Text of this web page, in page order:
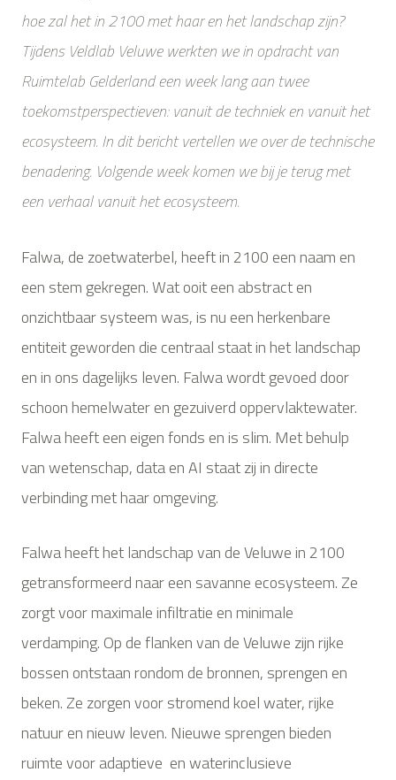
hoe zal het in 2100 met haar en het landschap zijn?
Tijdens Veldlab Veluwe werkten we in opdracht van
Ruimtelab Gelderland een week lang aan twee
toekomstperspectieven: vanuit de techniek en vanuit het
ecosysteem. In dit bericht vertellen we over de technische
benadering. Volgende week komen we bij je terug met
een verhaal vanuit het ecosysteem.
Falwa, de zoetwaterbel, heeft in 2100 een naam en
een stem gekregen. Wat ooit een abstract en
onzichtbaar systeem was, is nu een herkenbare
entiteit geworden die centraal staat in het landschap
en in ons dagelijks leven. Falwa wordt gevoed door
schoon hemelwater en gezuiverd oppervlaktewater.
Falwa heeft een eigen fonds en is slim. Met behulp
van wetenschap, data en AI staat zij in directe
verbinding met haar omgeving.
Falwa heeft het landschap van de Veluwe in 2100
getransformeerd naar een savanne ecosysteem. Ze
zorgt voor maximale infiltratie en minimale
verdamping. Op de flanken van de Veluwe zijn rijke
bossen ontstaan rondom de bronnen, sprengen en
beken. Ze zorgen voor stromend koel water, rijke
natuur en nieuw leven. Nieuwe sprengen bieden
ruimte voor adaptieve en waterinclusieve